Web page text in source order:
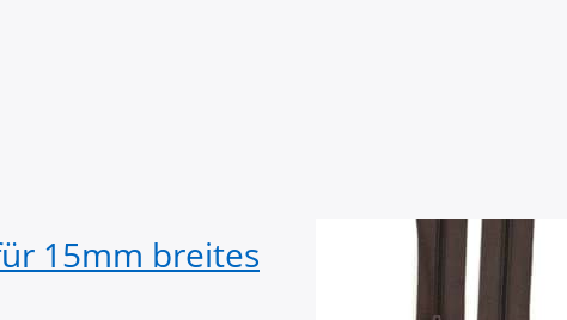
15mm breites
dunkelbraun -